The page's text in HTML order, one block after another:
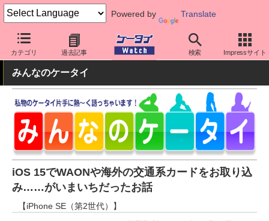
Powered by Translate
カテゴリ 過去記事 検索 Impressサイト
ケータイ Watch OS iPhone (iOS) アプリ・サービス
みんなのケータイ
iOS 15でWAONや海外の交通系カードをお取り込
み……がいまいちだったお話
【iPhone SE（第2世代）】